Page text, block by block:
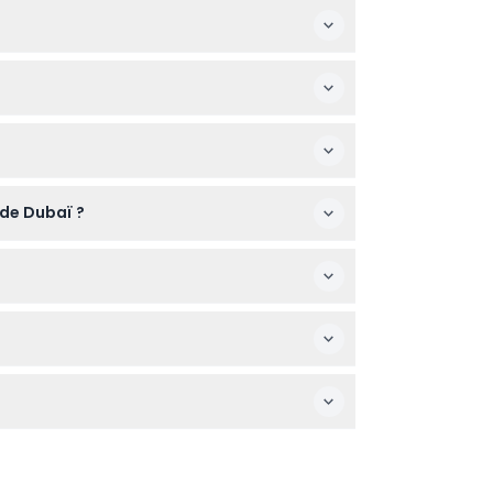
Dubaï ?